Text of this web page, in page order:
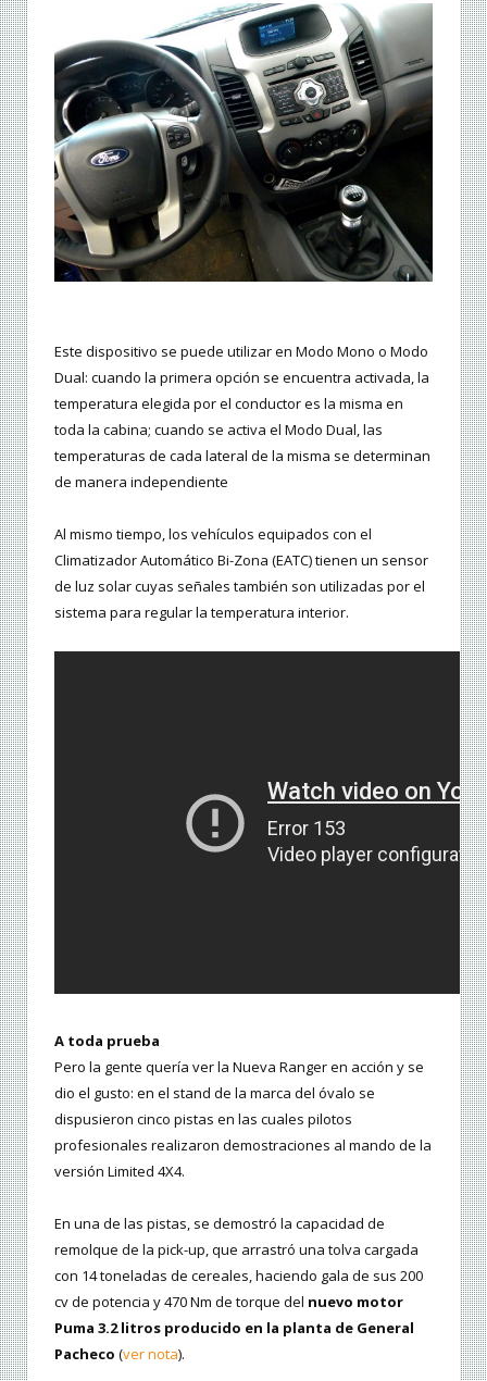
Este dispositivo se puede utilizar en Modo Mono o Modo
Dual: cuando la primera opción se encuentra activada, la
temperatura elegida por el conductor es la misma en
toda la cabina; cuando se activa el Modo Dual, las
temperaturas de cada lateral de la misma se determinan
de manera independiente
Al mismo tiempo, los vehículos equipados con el
Climatizador Automático Bi-Zona (EATC) tienen un sensor
de luz solar cuyas señales también son utilizadas por el
sistema para regular la temperatura interior.
A toda prueba
Pero la gente quería ver la Nueva Ranger en acción y se
dio el gusto: en el stand de la marca del óvalo se
dispusieron cinco pistas en las cuales pilotos
profesionales realizaron demostraciones al mando de la
versión Limited 4X4.
En una de las pistas, se demostró la capacidad de
remolque de la pick-up, que arrastró una tolva cargada
con 14 toneladas de cereales, haciendo gala de sus 200
cv de potencia y 470 Nm de torque del nuevo motor
Puma 3.2 litros producido en la planta de General
Pacheco (ver nota).